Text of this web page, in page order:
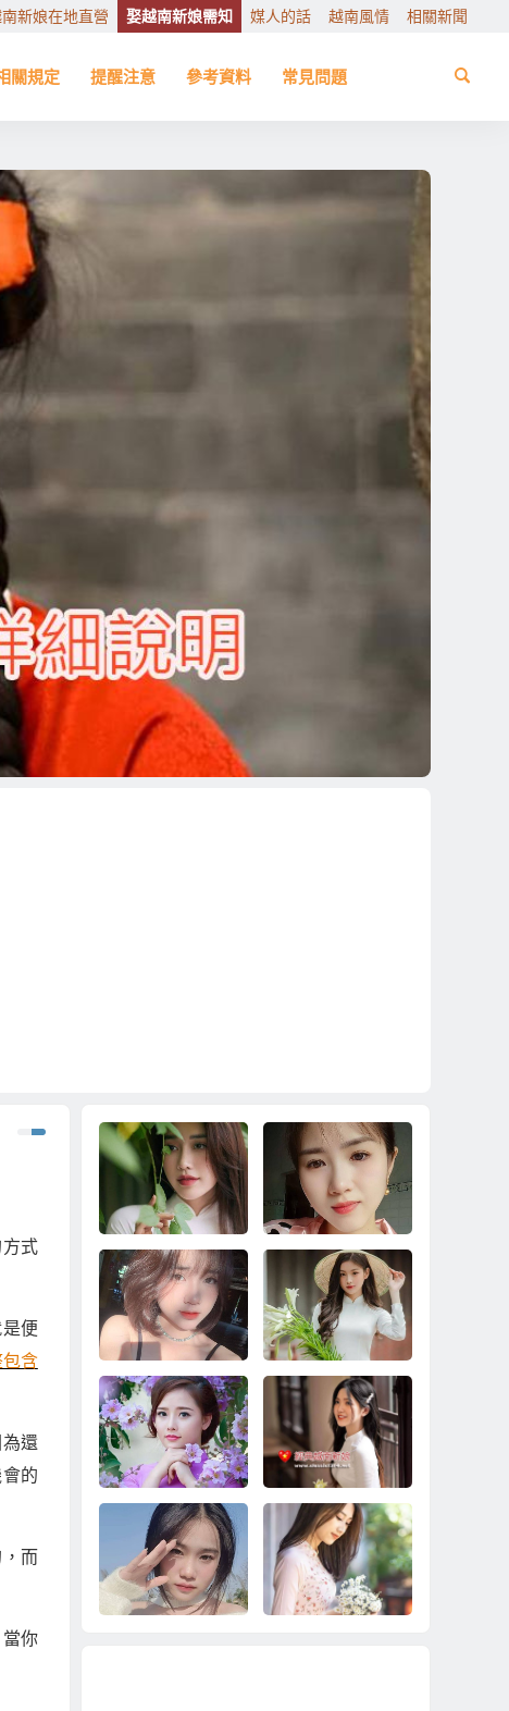
新娘在地直營 娶越南新娘需知 媒人的話 越南風情 相關新聞
關規定 提醒注意 參考資料 常見問題
式
便
含
還
的
而
你
到越南相親娶越南新
娘真正快速脫離單
身、快速擁有婚姻家
2024娶越南新娘的兩
種方案
要省時省錢娶越南新
娘？還是就是娶個單
純漂亮未婚越南新
合約保障中途不加價3
1萬娶越南新娘
2023幫你介紹比較好
的越南新娘；圓滿順
利的娶個越南鄉下新
2023幫你娶到不會死
要錢、不會預謀要跑
掉的越南新娘！